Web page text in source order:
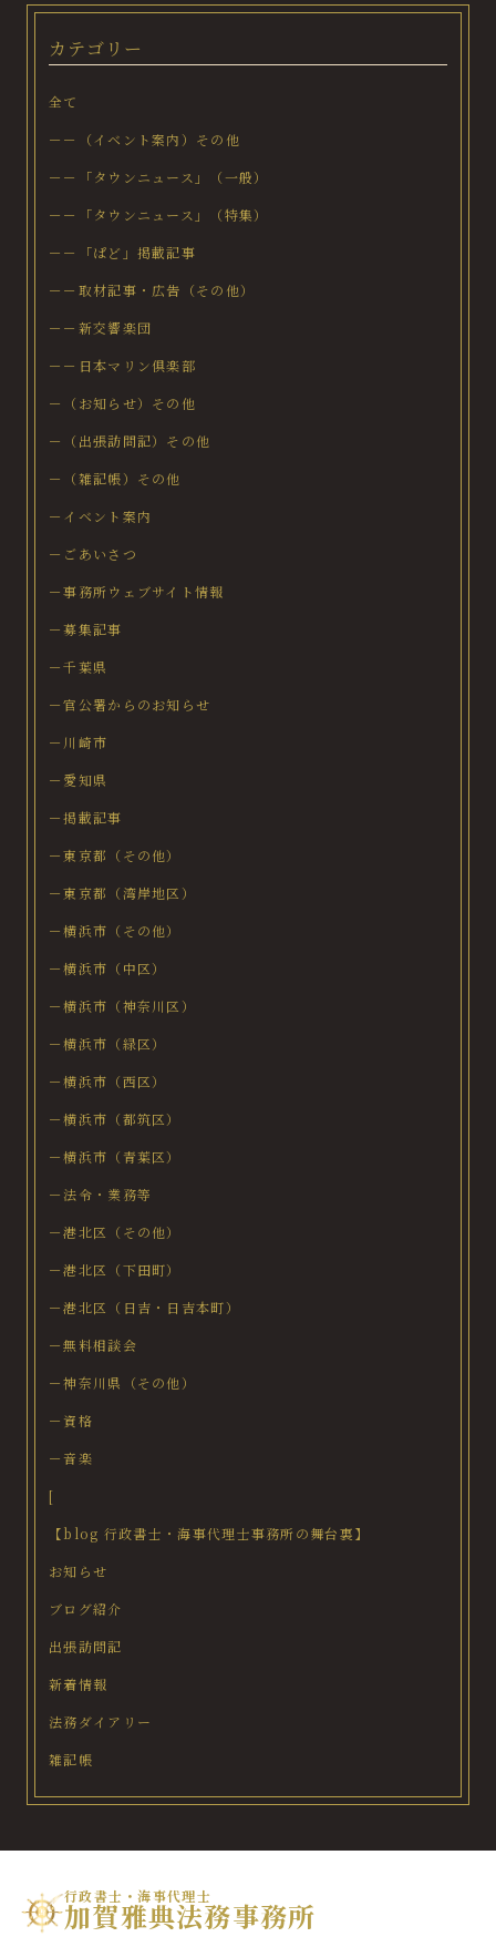
カテゴリー
全て
－－（イベント案内）その他
－－「タウンニュース」（一般）
－－「タウンニュース」（特集）
－－「ぱど」掲載記事
－－取材記事・広告（その他）
－－新交響楽団
－－日本マリン倶楽部
－（お知らせ）その他
－（出張訪問記）その他
－（雑記帳）その他
－イベント案内
－ごあいさつ
－事務所ウェブサイト情報
－募集記事
－千葉県
－官公署からのお知らせ
－川崎市
－愛知県
－掲載記事
－東京都（その他）
－東京都（湾岸地区）
－横浜市（その他）
－横浜市（中区）
－横浜市（神奈川区）
－横浜市（緑区）
－横浜市（西区）
－横浜市（都筑区）
－横浜市（青葉区）
－法令・業務等
－港北区（その他）
－港北区（下田町）
－港北区（日吉・日吉本町）
－無料相談会
－神奈川県（その他）
－資格
－音楽
[
【blog 行政書士・海事代理士事務所の舞台裏】
お知らせ
ブログ紹介
出張訪問記
新着情報
法務ダイアリー
雑記帳
行政書士・海事代理士
加賀雅典法務事務所